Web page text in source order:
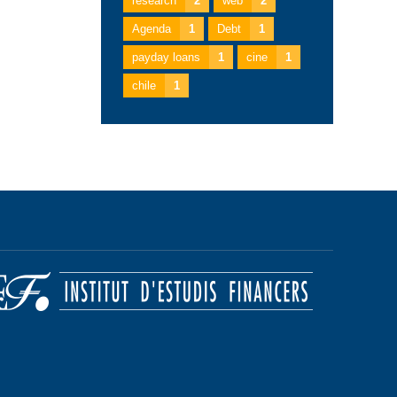
Agenda 1 Debt 1
payday loans 1 cine 1
chile 1